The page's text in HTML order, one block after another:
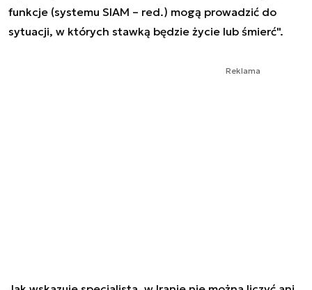
funkcje (systemu SIAM – red.) mogą prowadzić do
sytuacji, w których stawką będzie życie lub śmierć".
Reklama